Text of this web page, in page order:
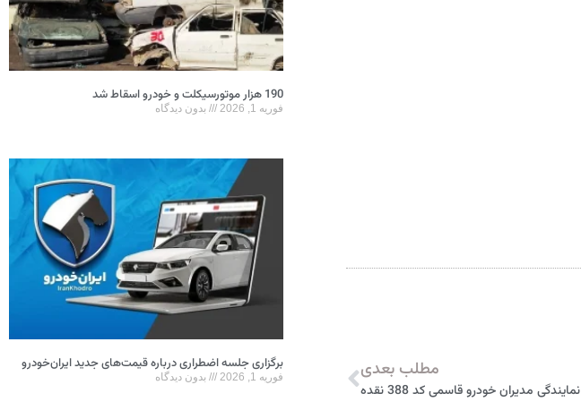
مطلب بعدی
نمایندگی مدیران خودرو قاسمی کد 388 نقده
190 هزار موتورسیکلت و خودرو اسقاط شد
فوریه 1, 2026 بدون دیدگاه
برگزاری جلسه اضطراری درباره قیمت‌های جدید ایران‌خودرو
فوریه 1, 2026 بدون دیدگاه